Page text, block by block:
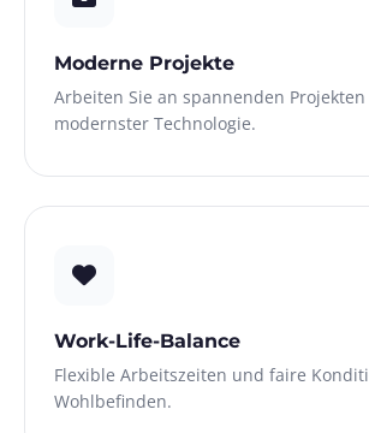
Moderne Projekte
Arbeiten Sie an spannenden
modernster Technologie.
Work-Life-Balance
Flexible Arbeitszeiten und faire
Wohlbefinden.